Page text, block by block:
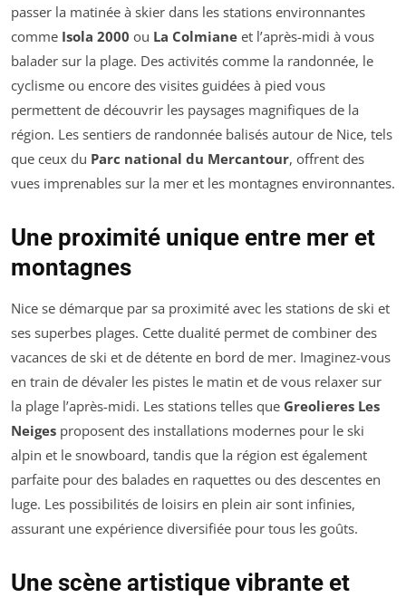
passer la matinée à skier dans les stations environnantes
comme Isola 2000 ou La Colmiane et l’après-midi à vous
balader sur la plage. Des activités comme la randonnée, le
cyclisme ou encore des visites guidées à pied vous
permettent de découvrir les paysages magnifiques de la
région. Les sentiers de randonnée balisés autour de Nice, tels
que ceux du Parc national du Mercantour, offrent des
vues imprenables sur la mer et les montagnes environnantes.
Une proximité unique entre mer et
montagnes
Nice se démarque par sa proximité avec les stations de ski et
ses superbes plages. Cette dualité permet de combiner des
vacances de ski et de détente en bord de mer. Imaginez-vous
en train de dévaler les pistes le matin et de vous relaxer sur
la plage l’après-midi. Les stations telles que Greolieres Les
Neiges proposent des installations modernes pour le ski
alpin et le snowboard, tandis que la région est également
parfaite pour des balades en raquettes ou des descentes en
luge. Les possibilités de loisirs en plein air sont infinies,
assurant une expérience diversifiée pour tous les goûts.
Une scène artistique vibrante et